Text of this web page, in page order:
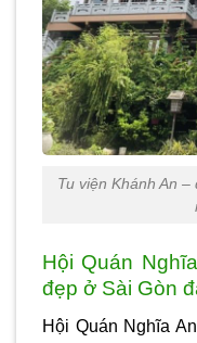
Tu viện Khánh An
Hội Quán
đẹp ở Sài Gòn
Hội Quán Nghĩa